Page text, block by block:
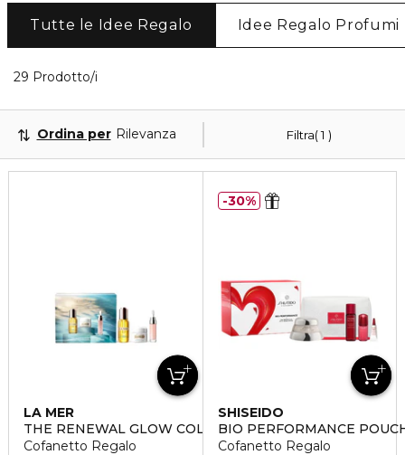
Tutte le Idee Regalo Idee Regalo Profumi
29 Prodotto/i
Filtra 1
Ordina per Rilevanza
LA MER
THE RENEWAL GLOW COLLECTION
Cofanetto Regalo
SHISEIDO
BIO PERFORMANCE
Cofanetto Regalo
30%